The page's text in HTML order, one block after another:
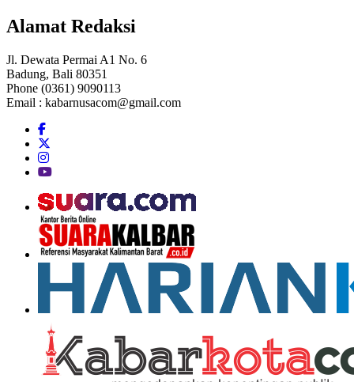
Alamat Redaksi
Jl. Dewata Permai A1 No. 6
Badung, Bali 80351
Phone (0361) 9090113
Email : kabarnusacom@gmail.com